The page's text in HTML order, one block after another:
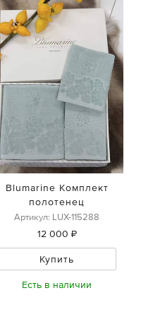
Blumarine Комплект
полотенец
Артикул: LUX-115288
12 000 ₽
Купить
Есть в наличии